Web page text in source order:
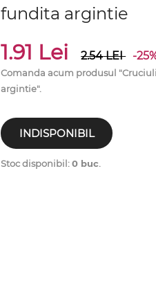
fundita argintie
1.91 Lei 2.54LEI -
Comanda acum produsul
argintie".
INDISPONIBIL
Stoc disponibil:0 buc.